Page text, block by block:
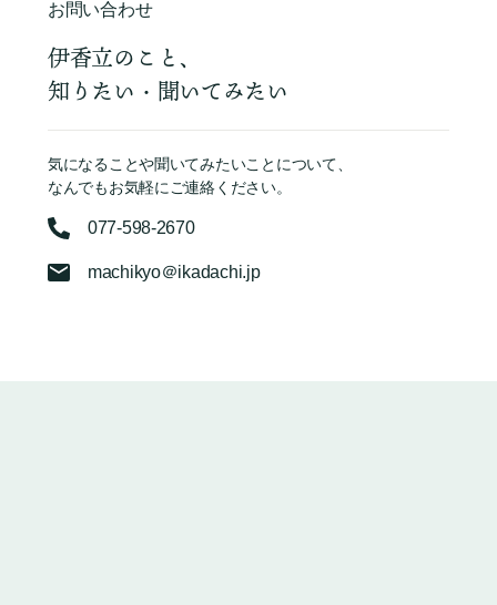
お問い合わせ
伊香立のこと、
知りたい・聞いてみたい
気になることや聞いてみたいことについて、
なんでもお気軽にご連絡ください。
077-598-2670
machikyo＠ikadachi.jp